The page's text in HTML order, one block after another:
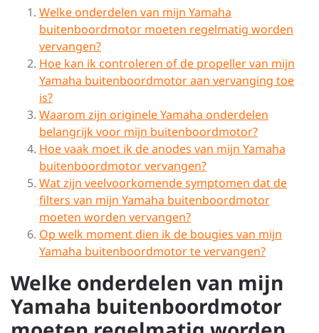
Welke onderdelen van mijn Yamaha
buitenboordmotor moeten regelmatig worden
vervangen?
Hoe kan ik controleren of de propeller van mijn
Yamaha buitenboordmotor aan vervanging toe
is?
Waarom zijn originele Yamaha onderdelen
belangrijk voor mijn buitenboordmotor?
Hoe vaak moet ik de anodes van mijn Yamaha
buitenboordmotor vervangen?
Wat zijn veelvoorkomende symptomen dat de
filters van mijn Yamaha buitenboordmotor
moeten worden vervangen?
Op welk moment dien ik de bougies van mijn
Yamaha buitenboordmotor te vervangen?
Welke onderdelen van mijn
Yamaha buitenboordmotor